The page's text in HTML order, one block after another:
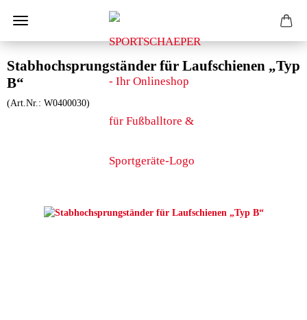
Stabhochsprungständer für Laufschienen „Typ
B“
(Art.Nr.: W0400030)